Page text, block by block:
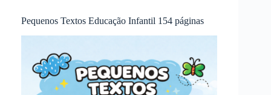
Pequenos Textos Educação Infantil 154 páginas